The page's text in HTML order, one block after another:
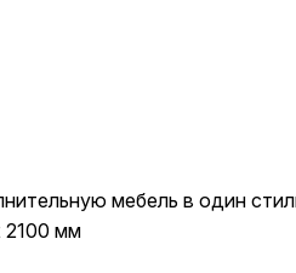
мебель в один
2100 мм